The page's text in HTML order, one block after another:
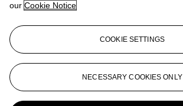
Robe Trop Petite, Paris, 1995
JEANLOUP SIEFF (1933-2000)
Death Valley, California, 1977
JEANLOUP SIEFF (1933-2000)
Les petites dalles, 1980
our Cookie Notice
COOKIE SETTINGS
NECESSARY COOKIES ONLY